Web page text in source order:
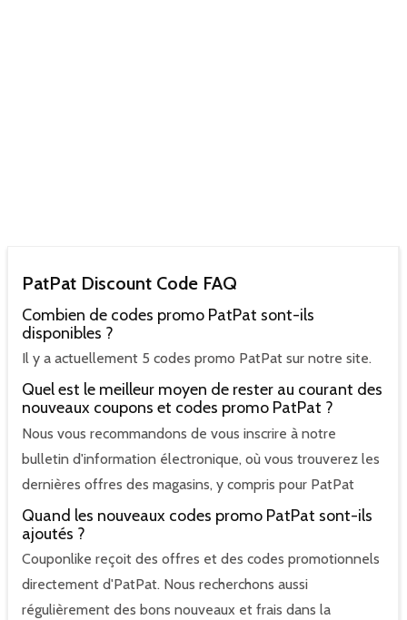
PatPat Discount Code FAQ
Combien de codes promo PatPat sont-ils
disponibles ?
Il y a actuellement 5 codes promo PatPat sur notre site.
Quel est le meilleur moyen de rester au courant des
nouveaux coupons et codes promo PatPat ?
Nous vous recommandons de vous inscrire à notre
bulletin d'information électronique, où vous trouverez les
dernières offres des magasins, y compris pour PatPat
Quand les nouveaux codes promo PatPat sont-ils
ajoutés ?
Couponlike reçoit des offres et des codes promotionnels
directement d'PatPat. Nous recherchons aussi
régulièrement des bons nouveaux et frais dans la